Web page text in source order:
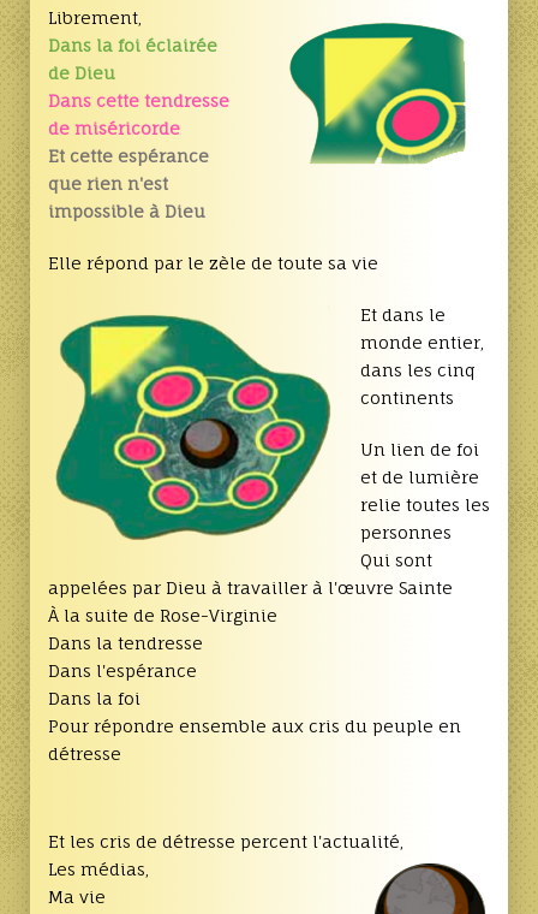
Librement,
Dans la foi éclairée
de Dieu
Dans cette tendresse
de miséricorde
Et cette espérance
que rien n'est
impossible à Dieu
Elle répond par le zèle de toute sa vie
Et dans le
monde entier,
dans les cinq
continents
Un lien de foi
et de lumière
relie toutes les
personnes
Qui sont
appelées par Dieu à travailler à l'œuvre Sainte
À la suite de Rose-Virginie
Dans la tendresse
Dans l'espérance
Dans la foi
Pour répondre ensemble aux cris du peuple en
détresse
Et les cris de détresse percent l'actualité,
Les médias,
Ma vie